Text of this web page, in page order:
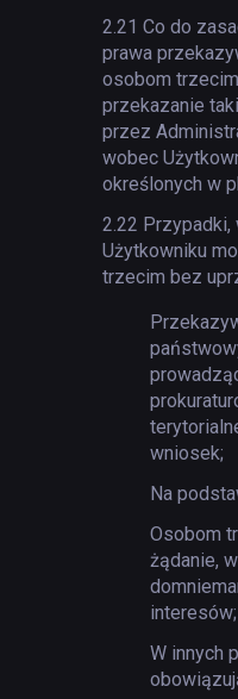
2.21 Co do
prawa
osobom
przekazanie
przez
wobec
określonych w
2.22 Przypadki,
Użytkowniku
trzecim bez
wniosek;
Na
Osobom
żądanie,
interesów;
W innych